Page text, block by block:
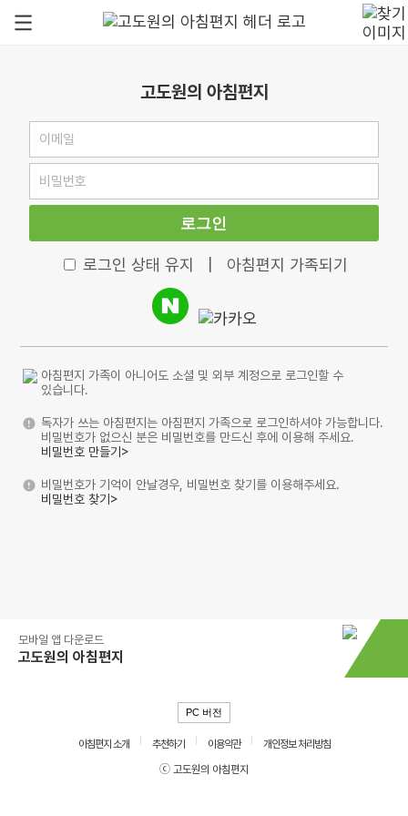
고도원의 아침편지
로그인
로그인 상태 유지 아침편지 가족되기
아침편지 가족이 아니어도 소셜 및 외부 계정으로 로그인할 수
있습니다.
독자가 쓰는 아침편지는 아침편지 가족으로 로그인하셔야 가능합니다.
비밀번호가 없으신 분은 비밀번호를 만드신 후에 이용해 주세요.
비밀번호 만들기>
비밀번호가 기억이 안날경우, 비밀번호 찾기를 이용해주세요.
비밀번호 찾기>
모바일 앱 다운로드
고도원의 아침편지
PC 버전
아침편지 소개 추천하기 이용약관
개인정보 처리방침
ⓒ 고도원의 아침편지